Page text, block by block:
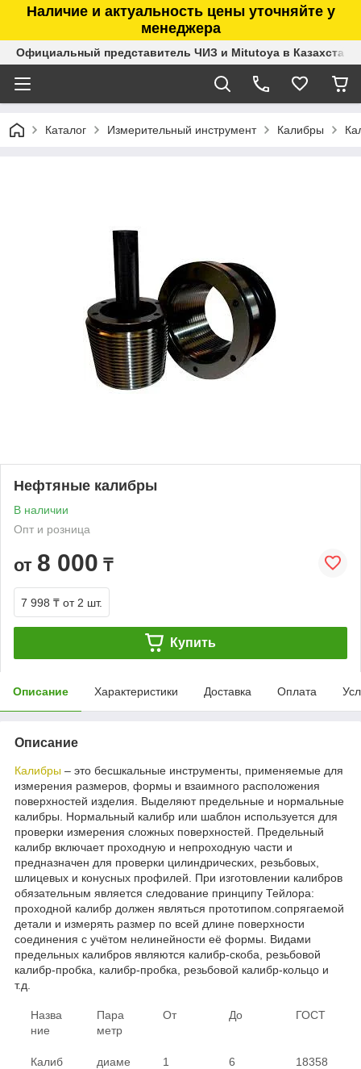
Наличие и актуальность цены уточняйте у
менеджера
Официальный представитель ЧИЗ и Mitutoya в Казахстане
Каталог Измерительный инструмент Калибры
Нефтяные калибры
В наличии
Опт и розница
от 8 000 ₸
7 998 ₸ от 2 шт.
Купить
Описание Характеристики Доставка Оплата
Описание
Калибры – это бесшкальные инструменты, применяемые для
измерения размеров, формы и взаимного расположения
поверхностей изделия. Выделяют предельные и нормальные
калибры. Нормальный калибр или шаблон используется для
проверки измерения сложных поверхностей. Предельный
калибр включает проходную и непроходную части и
предназначен для проверки цилиндрических, резьбовых,
шлицевых и конусных профилей. При изготовлении калибров
обязательным является следование принципу Тейлора:
проходной калибр должен являться прототипом.сопрягаемой
детали и измерять размер по всей длине поверхности
соединения с учётом нелинейности её формы. Видами
предельных калибров являются калибр-скоба, резьбовой
калибр-пробка, калибр-пробка, резьбовой калибр-кольцо и
т.д.
Назва
ние
Пара
метр
От До ГОСТ
Калиб
диаме
1 6
18358